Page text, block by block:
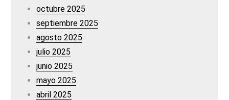
octubre 2025
septiembre 2025
agosto 2025
julio 2025
junio 2025
mayo 2025
abril 2025